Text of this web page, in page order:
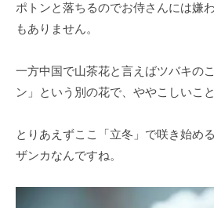
ポトンと落ちるのでお侍さんには嫌
もありません。
一方中国で山茶花と言えばツバキの
ン」という別の花で、ややこしいこ
とりあえずここ「立冬」で咲き始め
ザンカなんですね。